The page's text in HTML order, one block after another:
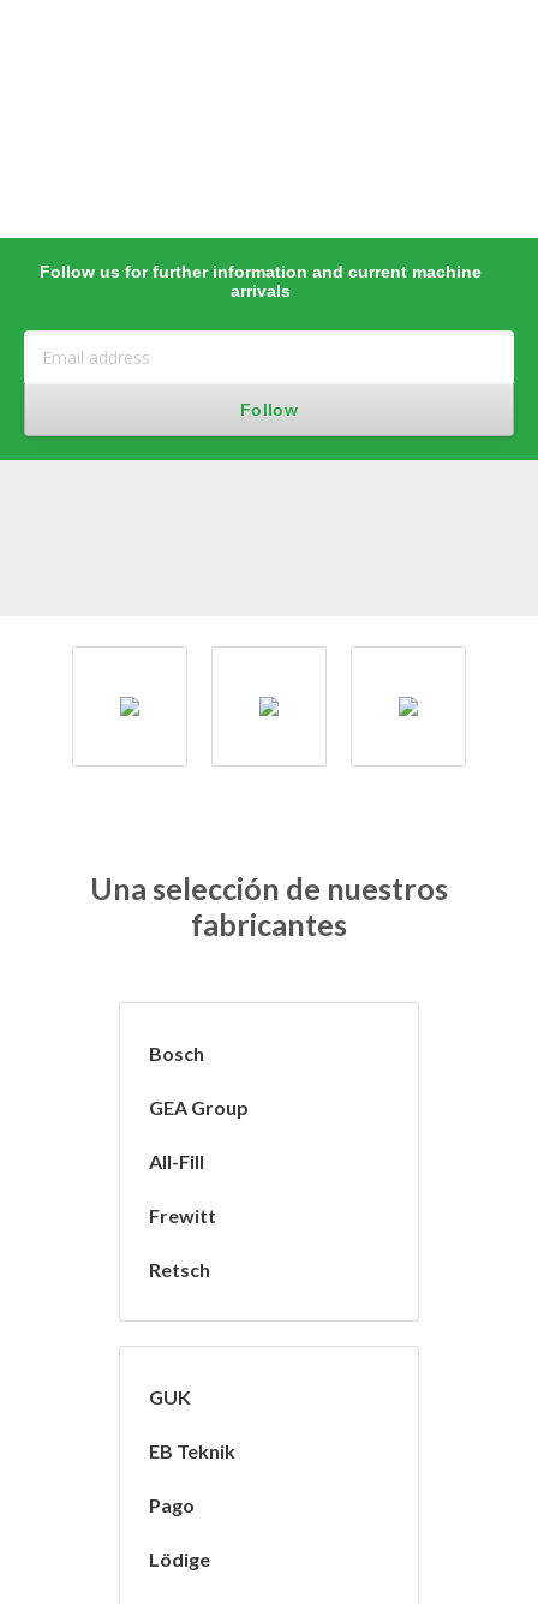
Follow us for further information and current machine
arrivals
Una selección de nuestros
fabricantes
Bosch
GEA Group
All-Fill
Frewitt
Retsch
GUK
EB Teknik
Pago
Lödige